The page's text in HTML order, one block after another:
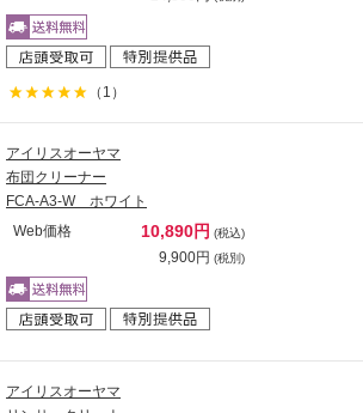
（1）
アイリスオーヤマ
布団クリーナー
FCA-A3-W ホワイト
Web価格
10,890円 (税込)
9,900円 (税別)
アイリスオーヤマ